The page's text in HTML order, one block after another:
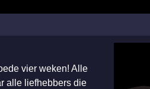
vier weken! Alle
alle liefhebbers die